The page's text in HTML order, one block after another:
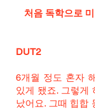
처음 독학으로
DUT2
6개월 정도 혼자
있게 됐죠. 그렇게
났어요. 그때 힙합